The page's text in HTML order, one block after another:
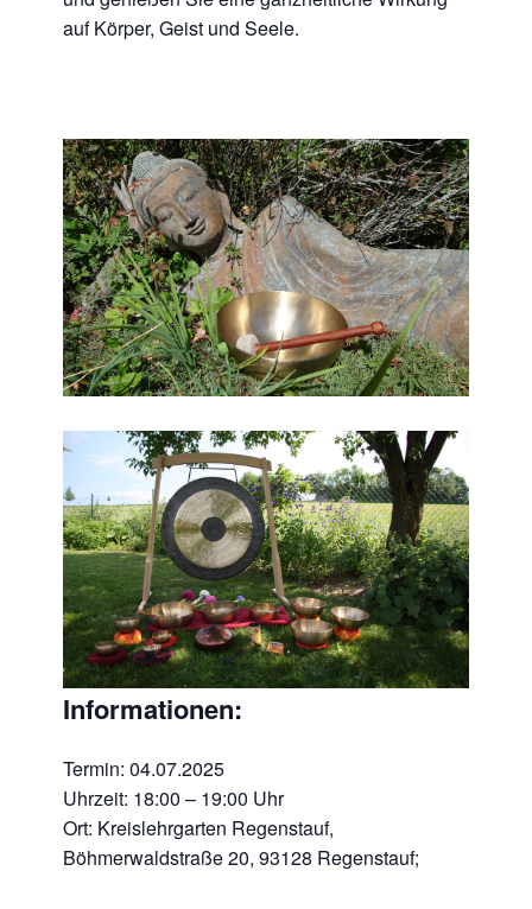
auf Körper, Geist und Seele.
Informationen:
Termin: 04.07.2025
Uhrzeit: 18:00 – 19:00 Uhr
Ort: Kreislehrgarten Regenstauf,
Böhmerwaldstraße 20, 93128 Regenstauf;